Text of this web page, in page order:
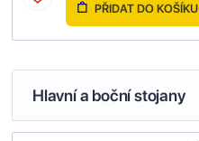
PŘIDAT DO KOŠÍKU
Hlavní a boční stojany